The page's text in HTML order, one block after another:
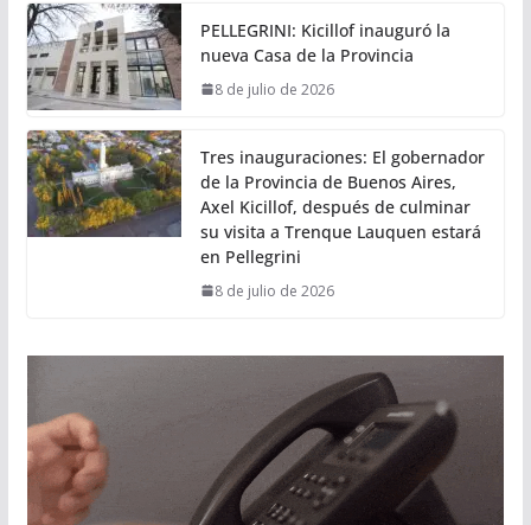
PELLEGRINI: Kicillof inauguró la
nueva Casa de la Provincia
8 de julio de 2026
Tres inauguraciones: El gobernador
de la Provincia de Buenos Aires,
Axel Kicillof, después de culminar
su visita a Trenque Lauquen estará
en Pellegrini
8 de julio de 2026